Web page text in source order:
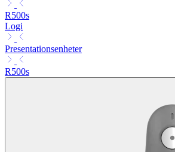
R500s
Logi
Presentationsenheter
R500s